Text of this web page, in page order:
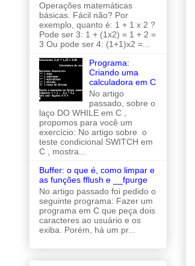
Operações matemáticas
básicas. Fácil não? Por
exemplo, quanto é: 1 + 1 x 2 ?
Pode ser 3: 1 + (1x2) = 1 + 2 =
3 Ou pode ser 4: (1+1)x2 =...
Programa:
Criando uma
calculadora em C
No artigo
passado, sobre o
laço DO WHILE em C ,
propomos para você um
exercício: No artigo sobre o
teste condicional SWITCH em
C , mostra...
Buffer: o que é, como limpar e
as funções fflush e __fpurge
No artigo passado foi pedido o
seguinte programa: Fazer um
programa em C que peça dois
caracteres ao usuário e os
exiba. Porém, há um pr...